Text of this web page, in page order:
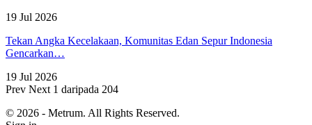
19 Jul 2026
Tekan Angka Kecelakaan, Komunitas Edan Sepur Indonesia
Gencarkan…
19 Jul 2026
Prev Next 1 daripada 204
© 2026 - Metrum. All Rights Reserved.